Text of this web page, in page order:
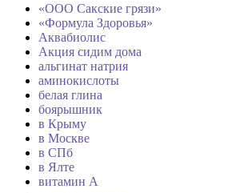
«ООО Сакские грязи»
«Формула Здоровья»
Аквабиолис
Акция сидим дома
альгинат натрия
аминокислоты
белая глина
боярышник
в Крыму
в Москве
в СПб
в Ялте
витамин А